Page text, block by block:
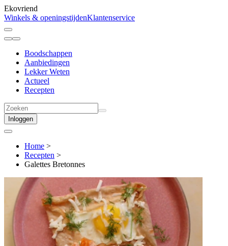
Ekovriend
Winkels & openingstijdenKlantenservice
Boodschappen
Aanbiedingen
Lekker Weten
Actueel
Recepten
Inloggen
Home >
Recepten >
Galettes Bretonnes